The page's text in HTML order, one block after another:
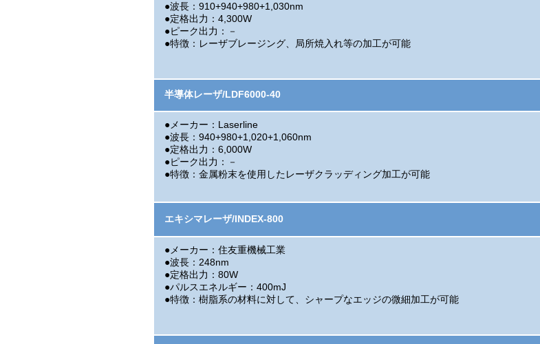
●波長：910+940+980+1,030nm
●定格出力：4,300W
●ピーク出力：－
●特徴：レーザブレージング、局所焼入れ等の加工が可能
半導体レーザ/LDF6000-40
●メーカー：Laserline
●波長：940+980+1,020+1,060nm
●定格出力：6,000W
●ピーク出力：－
●特徴：金属粉末を使用したレーザクラッディング加工が可能
エキシマレーザ/INDEX-800
●メーカー：住友重機械工業
●波長：248nm
●定格出力：80W
●パルスエネルギー：400mJ
●特徴：樹脂系の材料に対して、シャープなエッジの微細加工が可能